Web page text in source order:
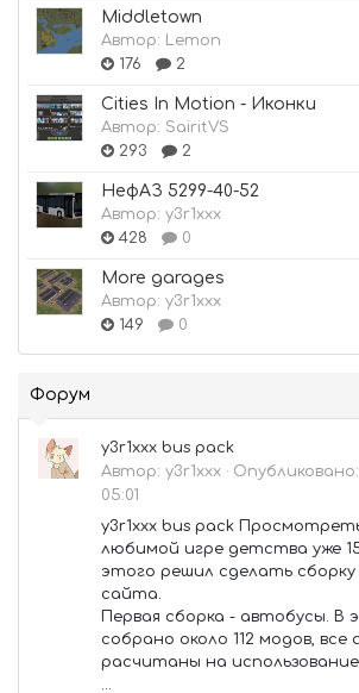
Middletown
Автор:
Lemon
176
2
Cities In Motion - Иконки
Автор: SairitVS
293
2
НефАЗ 5299-40-52
Автор: y3r1xxx
428
0
More garages
Автор: y3r1xxx
149
0
Форум
y3r1xxx bus pack
Автор: y3r1xxx · Опубликовано:
05:01
y3r1xxx bus pack
любимой игре детства уже
этого решил сделать
сайта.
Первая сборка - автобусы. В
собрано около 112 модов, все
расчитаны на
...